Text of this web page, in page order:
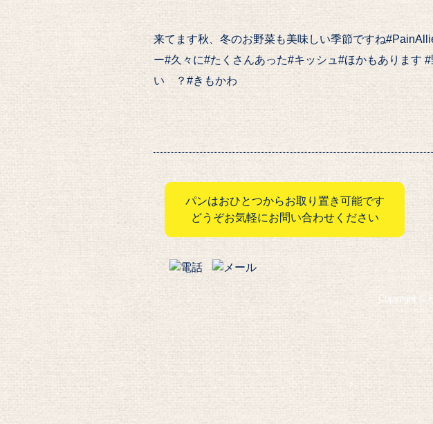
来てます秋、冬のお野菜も美味しい季節ですね
ー#久々に#たくさんあった#キッシュ#ほかもあります
い ？#きもかわ
パンはおひとつからお取り置き可能です
どうぞお気軽にお問い合わせください
Copyright ©